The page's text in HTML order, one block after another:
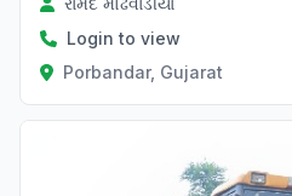
Login to view
Porbandar, Gujarat